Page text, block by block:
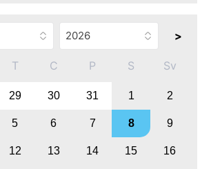
>
T C P S Sv
29 30 31 1 2
5 6 7 8 9
12 13 14 15 16